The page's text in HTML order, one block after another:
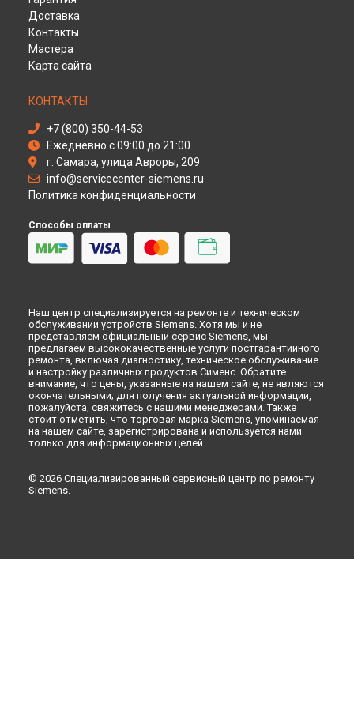
Иркутске
Ремонт микроволновой печи HF25M6R2 Siemens в
Ремонт микроволновой печи HF25M6R2 Siemens в
Ремонт микроволновой печи HF25M6R2 Siemens в
Ремонт микроволновой печи HF25M6R2 Siemens в
Ульяновске
Ремонт микроволновой печи HF25M6R2 Siemens в
Ремонт микроволновой печи HF25M6R2 Siemens в
Оренбурге
Ремонт микроволновой печи HF25M6R2 Siemens в
Ремонт микроволновой печи HF25M6R2 Siemens в
Ремонт микроволновой печи HF25M6R2 Siemens в
Ремонт микроволновой печи HF25M6R2 Siemens в
Набережных Челнах
Ремонт микроволновой печи HF25M6R2 Siemens в
Доставка
Контакты
Мастера
Карта сайта
КОНТАКТЫ
+7 (800) 350-44-53
Ежедневно с 09:00 до 21:00
г. Самара, улица Авроры, 209
info@servicecenter-siemens.ru
Политика конфиденциальности
Способы оплаты
Наш центр специализируется на ремонте и техническом
обслуживании устройств Siemens. Хотя мы и не
представляем официальный сервис Siemens, мы
предлагаем высококачественные услуги постгарантийного
ремонта, включая диагностику, техническое обслуживание
и настройку различных продуктов Сименс. Обратите
внимание, что цены, указанные на нашем сайте, не являются
окончательными; для получения актуальной информации,
пожалуйста, свяжитесь с нашими менеджерами. Также
стоит отметить, что торговая марка Siemens, упоминаемая
на нашем сайте, зарегистрирована и используется нами
только для информационных целей.
© 2026 Специализированный сервисный центр по ремонту
Siemens.